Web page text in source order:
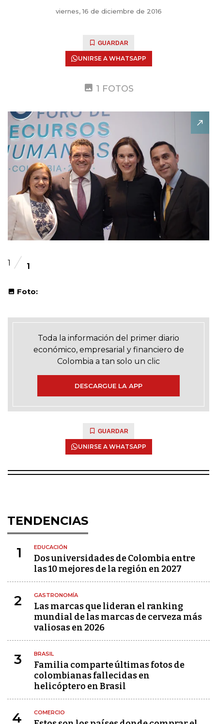
viernes, 16 de diciembre de 2016
GUARDAR
UNIRSE A WHATSAPP
1 FOTOS
1 1
Foto:
Toda la información del primer diario
económico, empresarial y financiero de
Colombia a tan solo un clic
DESCARGUE LA APP
GUARDAR
UNIRSE A WHATSAPP
TENDENCIAS
1 EDUCACIÓN
Dos universidades de Colombia entre
las 10 mejores de la región en 2027
2 GASTRONOMÍA
Las marcas que lideran el ranking
mundial de las marcas de cerveza más
valiosas en 2026
3 BRASIL
Familia comparte últimas fotos de
colombianas fallecidas en
helicóptero en Brasil
4 COMERCIO